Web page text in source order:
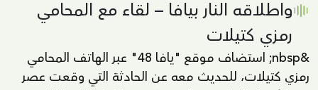
واطلاقه النار بيافا – لقاء مع المحامي
رمزي كتيلات
&nbsp; استضاف موقع "يافا 48" عبر الهاتف المحامي
رمزي كتيلات، للحديث معه عن الحادثة التي وقعت عصر